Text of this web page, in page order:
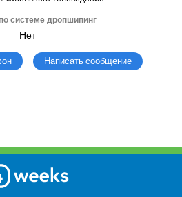
системе дропшипинг
Нет
Написать сообщение